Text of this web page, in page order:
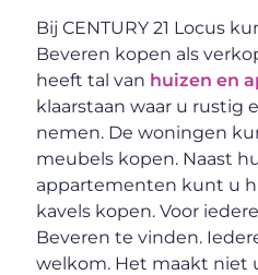
Bij CENTURY 21 Locus
Beveren kopen als
heeft tal van huizen en
klaarstaan waar u rustig
nemen. De woningen
meubels kopen. Naast
appartementen kunt u
kavels kopen. Voor
Beveren te vinden.
welkom. Het maakt niet